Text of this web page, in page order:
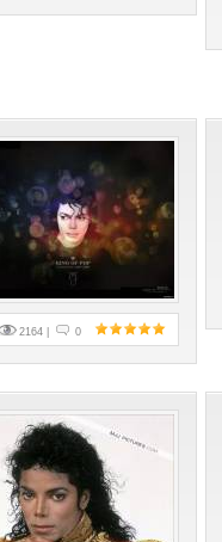
2164 | 0